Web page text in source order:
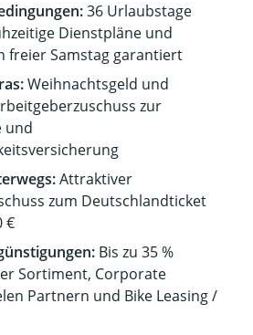
36 Urlaubstage
Dienstpläne und
freier Samstag garantiert
Weihnachtsgeld und
zur
und
Attraktiver
zum Deutschlandticket
€
Bis zu 35 %
Sortiment, Corporate
Partnern und Bike Leasing /